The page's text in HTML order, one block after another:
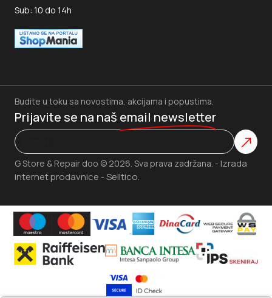
Sub: 10 do 14h
G Store & Repair doo © 2026. Sva prava zadržana. - Izrada
internet prodavnice - Selltico.
Budite u toku sa novostima, akcijama i popustima.
Prijavite se na naš email newsletter